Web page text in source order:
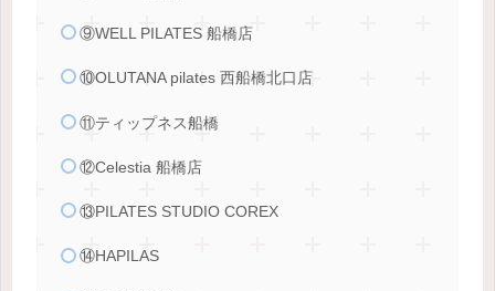
⑨WELL PILATES 船橋店
⑩OLUTANA pilates 西船橋北口店
⑪ティップネス船橋
⑫Celestia 船橋店
⑬PILATES STUDIO COREX
⑭HAPILAS